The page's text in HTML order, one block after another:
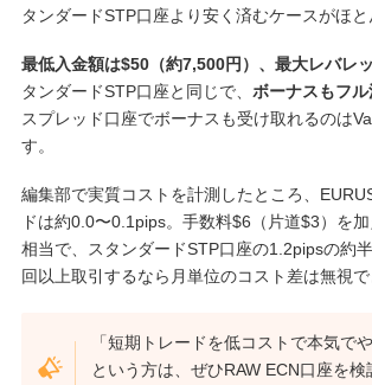
タンダードSTP口座より安く済むケースがほと
最低入金額は$50（約7,500円）、最大レバレ
タンダードSTP口座と同じで、 ボーナスもフ
スプレッド口座でボーナスも受け取れるのは
す。
編集部で実質コストを計測したところ、
ドは約0.0〜0.1pips。手数料$6（片道$3）を
相当で、スタンダードSTP口座の1.2pipsの約
回以上取引するなら月単位のコスト差は無視で
「短期トレードを低コストで本気で
という方は、ぜひRAW ECN口座を